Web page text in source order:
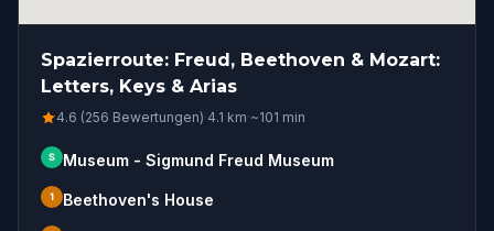
Spazierroute: Freud, Beethoven & Mozart:
Letters, Keys & Arias
4.6 (256 Bewertungen)·4.1 km·~101 min
S Museum - Sigmund Freud Museum
1 Beethoven's House